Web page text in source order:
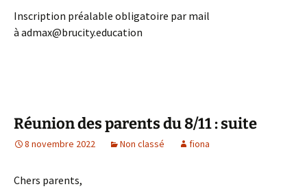
Inscription préalable obligatoire par mail
à admax@brucity.education
Réunion des parents du 8/11 : suite
8 novembre 2022 Non classé fiona
Chers parents,